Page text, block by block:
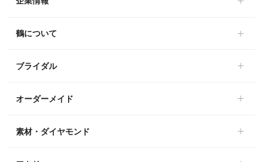
鶴について
ブライダル
オーダーメイド
素材・ダイヤモンド